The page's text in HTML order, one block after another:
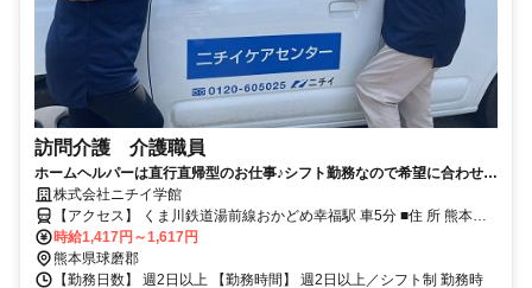
訪問介護 介護職員
ホームヘルパーは直行直帰型のお仕事♪シフト勤務なので希望に合わせた
勤務時間が可能です。
株式会社ニチイ学館
【アクセス】 くま川鉄道湯前線おかどめ幸福駅 車5分 ■住 所 熊本県
球磨郡あさぎり町 免田西2659番地 ■アクセス くま川鉄道湯前線おか
どめ幸福駅 車5分
時給1,417円～1,617円
熊本県球磨郡
【勤務日数】 週2日以上 【勤務時間】 週2日以上／シフト制 勤務時